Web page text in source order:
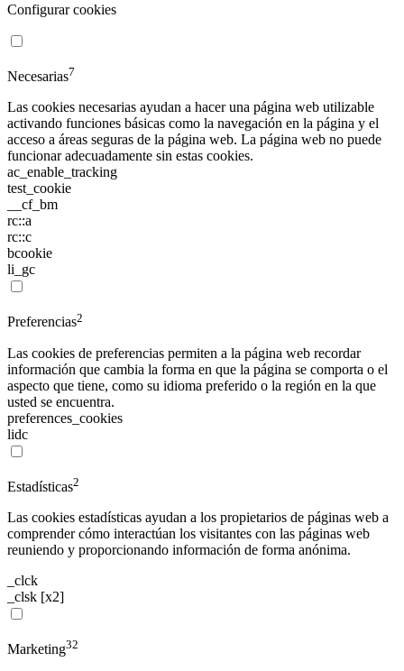
Configurar cookies
Necesarias7
Las cookies necesarias ayudan a hacer una página web utilizable
activando funciones básicas como la navegación en la página y el
acceso a áreas seguras de la página web. La página web no puede
funcionar adecuadamente sin estas cookies.
ac_enable_tracking
test_cookie
__cf_bm
rc::a
rc::c
bcookie
li_gc
Preferencias2
Las cookies de preferencias permiten a la página web recordar
información que cambia la forma en que la página se comporta o el
aspecto que tiene, como su idioma preferido o la región en la que
usted se encuentra.
preferences_cookies
lidc
Estadísticas2
Las cookies estadísticas ayudan a los propietarios de páginas web a
comprender cómo interactúan los visitantes con las páginas web
reuniendo y proporcionando información de forma anónima.
_clck
_clsk [x2]
Marketing32